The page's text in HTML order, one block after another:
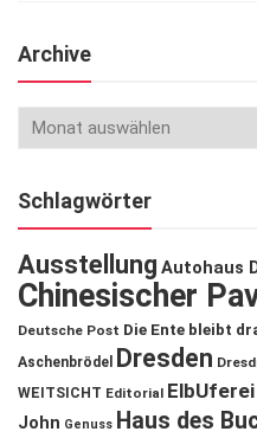
Archive
Schlagwörter
Ausstellung Autohaus
Chinesischer
Deutsche Post Die Ente bleibt
Aschenbrödel
Dresden
WEITSICHT Editorial ElbUferei
John Genuss Haus des